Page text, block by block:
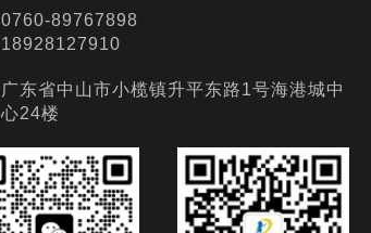
0760-89767898
18928127910
广东省中山市小榄镇升平东路1号海港城中
心24楼